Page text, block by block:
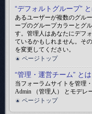
“デフォルトグループ”
あるユーザーが複数のグル
ープのグループカラーとグ
す。管理人はあなたにデフ
ているかもしれません。そ
を変更してください。
ページトップ
“管理・運営チーム” とは
当フォーラムサイトを管理
Admin （管理人） とモデレ
ページトップ